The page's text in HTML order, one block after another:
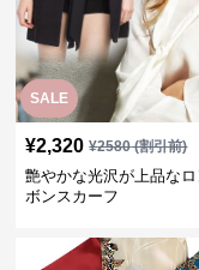
SALE
¥2,320 ¥2580(割引前)
艶やかな光沢が上品なロ
ボンスカーフ